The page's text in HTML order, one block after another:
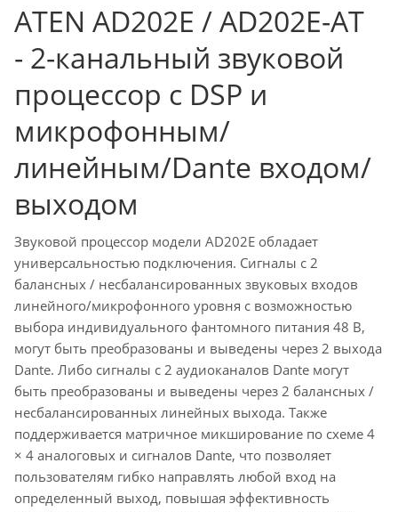
ATEN AD202E / AD202E-AT
- 2-канальный звуковой
процессор с DSP и
микрофонным/
линейным/Dante входом/
выходом
Звуковой процессор модели AD202E обладает
универсальностью подключения. Сигналы с 2
балансных / несбалансированных звуковых входов
линейного/микрофонного уровня с возможностью
выбора индивидуального фантомного питания 48 В,
могут быть преобразованы и выведены через 2 выхода
Dante. Либо сигналы с 2 аудиоканалов Dante могут
быть преобразованы и выведены через 2 балансных /
несбалансированных линейных выхода. Также
поддерживается матричное микширование по схеме 4
× 4 аналоговых и сигналов Dante, что позволяет
пользователям гибко направлять любой вход на
определенный выход, повышая эффективность